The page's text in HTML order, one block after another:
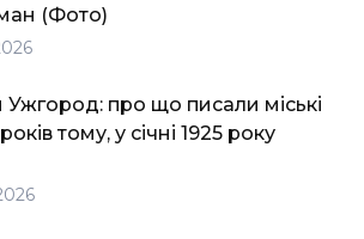
(Фото)
Ужгород: про що писали міські
тому, у січні 1925 року